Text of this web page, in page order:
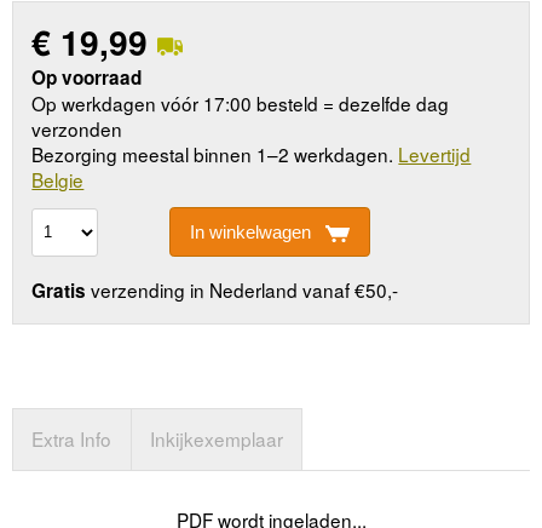
€ 19,99
Op voorraad
Op werkdagen vóór 17:00 besteld = dezelfde dag
verzonden
Bezorging meestal binnen 1–2 werkdagen. Levertijd
Belgie
In winkelwagen
Gratis verzending in Nederland vanaf €50,-
Extra Info Inkijkexemplaar
PDF wordt ingeladen...